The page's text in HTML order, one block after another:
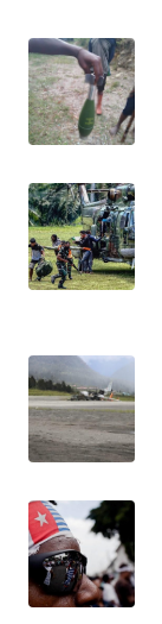
WN
BEKASI
WN
WN
DEPOK
TAPANULI
UTARA
WN
SAMOSIR
WN
PADANG
LAWAS